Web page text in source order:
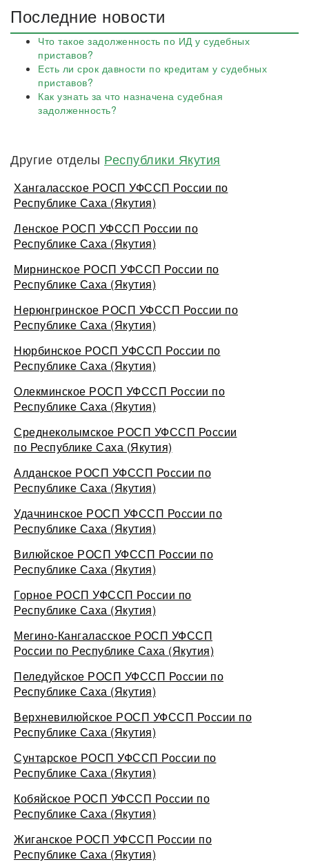
Последние новости
Что такое задолженность по ИД у судебных
приставов?
Есть ли срок давности по кредитам у судебных
приставов?
Как узнать за что назначена судебная
задолженность?
Другие отделы Республики Якутия
Хангаласское РОСП УФССП России по
Республике Саха (Якутия)
Ленское РОСП УФССП России по
Республике Саха (Якутия)
Мирнинское РОСП УФССП России по
Республике Саха (Якутия)
Нерюнгринское РОСП УФССП России по
Республике Саха (Якутия)
Нюрбинское РОСП УФССП России по
Республике Саха (Якутия)
Олекминское РОСП УФССП России по
Республике Саха (Якутия)
Среднеколымское РОСП УФССП России
по Республике Саха (Якутия)
Алданское РОСП УФССП России по
Республике Саха (Якутия)
Удачнинское РОСП УФССП России по
Республике Саха (Якутия)
Вилюйское РОСП УФССП России по
Республике Саха (Якутия)
Горное РОСП УФССП России по
Республике Саха (Якутия)
Мегино-Кангаласское РОСП УФССП
России по Республике Саха (Якутия)
Пеледуйское РОСП УФССП России по
Республике Саха (Якутия)
Верхневилюйское РОСП УФССП России по
Республике Саха (Якутия)
Сунтарское РОСП УФССП России по
Республике Саха (Якутия)
Кобяйское РОСП УФССП России по
Республике Саха (Якутия)
Жиганское РОСП УФССП России по
Республике Саха (Якутия)